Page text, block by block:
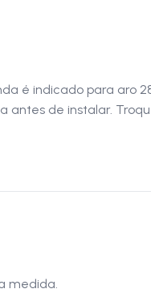
é indicado para aro
antes de instalar.
medida.